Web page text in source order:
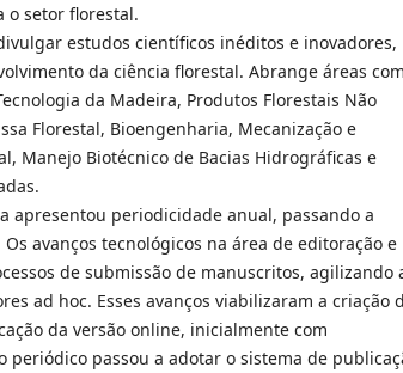
o setor florestal.
estudos científicos inéditos e inovadores,
da ciência florestal. Abrange áreas
da Madeira, Produtos Florestais Não
Florestal, Bioengenharia, Mecanização e
Manejo Biotécnico de Bacias Hidrográficas e
apresentou periodicidade anual, passando a
avanços tecnológicos na área de editoração e
de submissão de manuscritos, agilizando
ad hoc. Esses avanços viabilizaram a criação
da versão online, inicialmente com
passou a adotar o sistema de